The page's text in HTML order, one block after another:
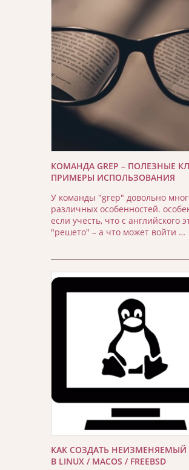
КОМАНДА GREP – ПОЛЕЗНЫЕ
ПРИМЕРЫ ИСПОЛЬЗОВАНИЯ
У команды "grep" довольно
различных особенностей.
если учесть, что с английского
"решето" – а что может войти …
КАК СОЗДАТЬ
В LINUX / MACOS / FREEBSD